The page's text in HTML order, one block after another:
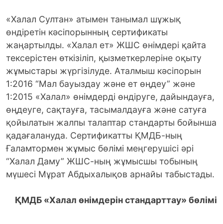
«Халал Султан» атымен танымал шұжық
өндіретін кәсіпорынның сертификаты
жаңартылды. «Халал ет» ЖШС өнімдері қайта
тексерістен өткізіліп, қызметкерлеріне оқыту
жұмыстары жүргізілуде. Аталмыш кәсіпорын
1:2016 “Мал бауыздау және ет өңдеу” және
1:2015 «Халал» өнімдерді өндіруге, дайындауға,
өңдеуге, сақтауға, тасымалдауға және сатуға
қойылатын жалпы талаптар стандарты бойынша
қадағалануда. Сертификатты ҚМДБ-ның
Ғаламтормен жұмыс бөлімі меңгерушісі әрі
“Халал Даму” ЖШС-ның жұмысшы тобының
мүшесі Мұрат Абдыхалықов арнайы табыстады.
ҚМДБ «Халал өнімдерін стандарттау» бөлімі